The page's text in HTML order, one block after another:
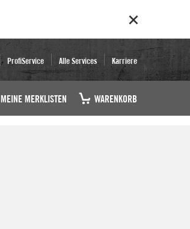
ProfiService Alle Services Karriere
MEINE MERKLISTEN WARENKORB